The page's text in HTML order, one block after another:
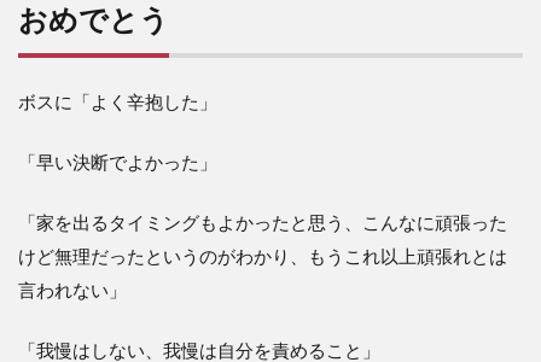
おめでとう
ボスに「よく辛抱した」
「早い決断でよかった」
「家を出るタイミングもよかったと思う、こんなに頑張った
けど無理だったというのがわかり、もうこれ以上頑張れとは
言われない」
「我慢はしない、我慢は自分を責めること」